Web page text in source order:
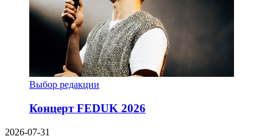
Выбор редакции
Концерт FEDUK 2026
2026-07-31